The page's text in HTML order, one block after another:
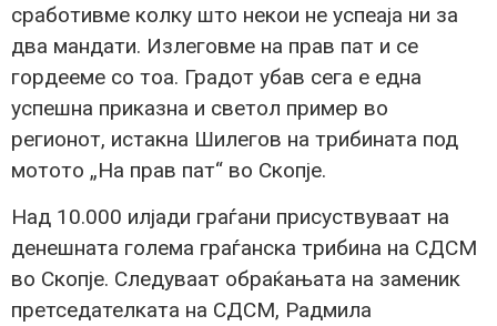
сработивме колку што некои не успеаја ни за
два мандати. Излеговме на прав пат и се
гордееме со тоа. Градот убав сега е една
успешна приказна и светол пример во
регионот, истакна Шилегов на трибината под
мотото „На прав пат“ во Скопје.
Над 10.000 илјади граѓани присуствуваат на
денешната голема граѓанска трибина на СДСМ
во Скопје. Следуваат обраќањата на заменик
претседателката на СДСМ, Радмила